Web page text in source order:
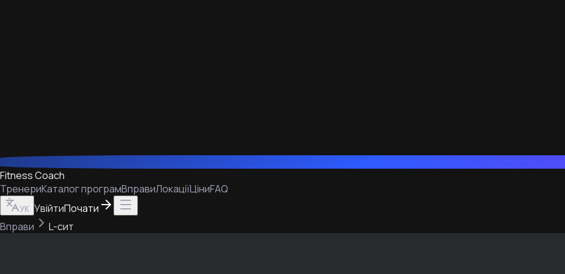
Fitness Coach
ТренериКаталог програмВправиЛокаціїЦіниFAQ
УК УвійтиПочати
Вправи
L-сит